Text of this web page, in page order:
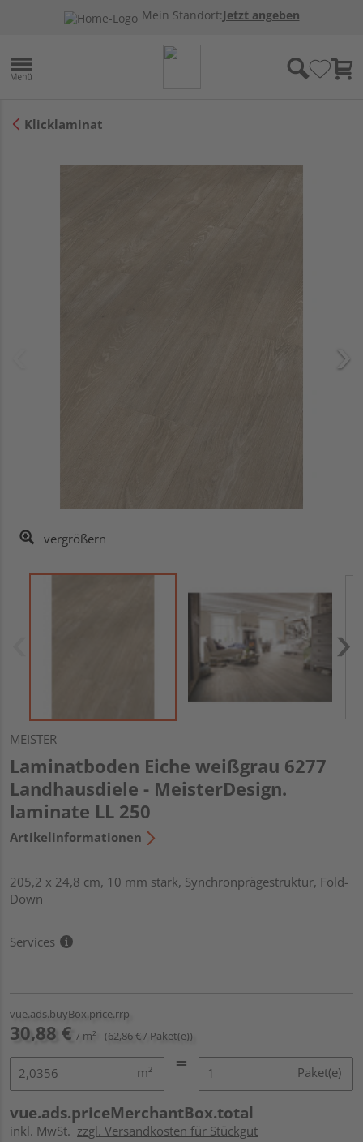
Mein Standort:Jetzt angeben
Klicklaminat
vergrößern
MEISTER
Laminatboden Eiche weißgrau 6277
Landhausdiele - MeisterDesign.
laminate LL 250
Artikelinformationen
205,2 x 24,8 cm, 10 mm stark, Synchronprägestruktur, Fold-
Down
Services
vue.ads.buyBox.price.rrp
30,88 € / m² (62,86 € / Paket(e))
m² Paket(e)
vue.ads.priceMerchantBox.total
inkl. MwSt. zzgl. Versandkosten für Stückgut